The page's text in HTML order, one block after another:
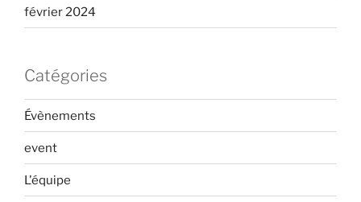
février 2024
Catégories
Évènements
event
L'équipe